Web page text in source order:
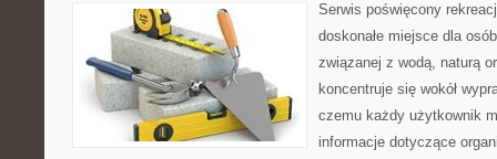
Serwis poświęcony
doskonałe miejsce dla
związanej z wodą, naturą
koncentruje się wokół
czemu każdy użytkownik
informacje dotyczące